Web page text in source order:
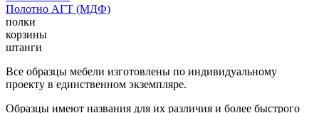
Полотно АГТ (МДФ)
полки
корзины
штанги
Все образцы мебели изготовлены по индивидуальному
проекту в единственном экземпляре.
Образцы имеют названия для их различия и более быстрого